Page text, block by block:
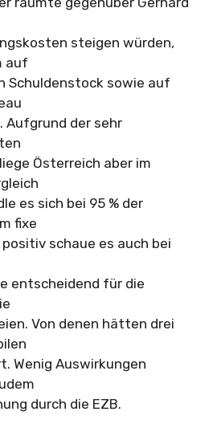
steigen würden,
auf
Schuldenstock sowie auf
Aufgrund der sehr
Österreich aber im
es sich bei 95 % der
fixe
schaue es auch bei
entscheidend für die
Von denen hätten drei
Wenig Auswirkungen
durch die EZB.